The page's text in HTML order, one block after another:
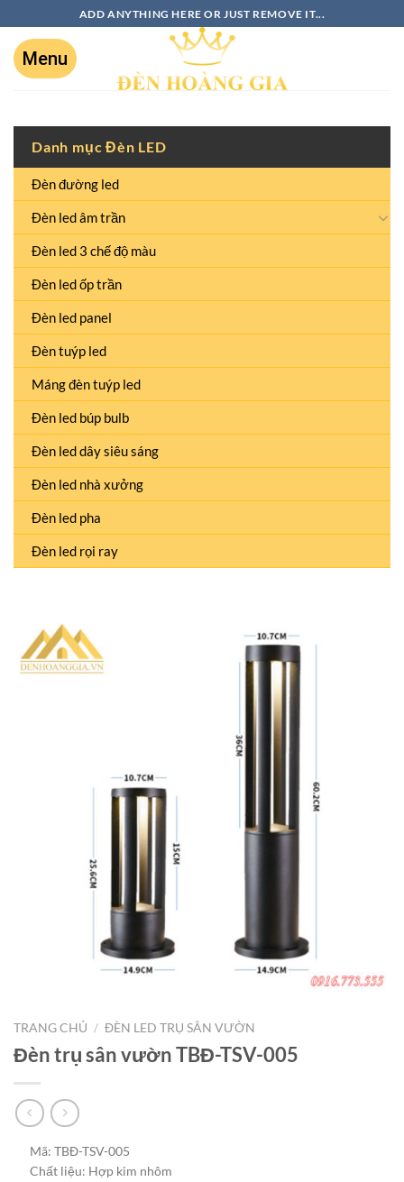
ADD ANYTHING HERE OR JUST REMOVE IT...
Danh mục Đèn LED
Đèn đường led
Đèn led âm trần
Đèn led 3 chế độ màu
Đèn led ốp trần
Đèn led panel
Đèn tuýp led
Máng đèn tuýp led
Đèn led búp bulb
Đèn led dây siêu sáng
Đèn led nhà xưởng
Đèn led pha
Đèn led rọi ray
TRANG CHỦ / ĐÈN LED TRỤ SÂN VƯỜN
Đèn trụ sân vườn TBĐ-TSV-005
Mã: TBĐ-TSV-005
Chất liệu: Hợp kim nhôm